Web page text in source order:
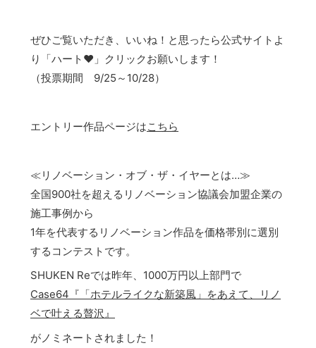
ぜひご覧いただき、いいね！と思ったら公式サイトよ
り「ハート♥」クリックお願いします！
（投票期間 9/25～10/28）
エントリー作品ページはこちら
≪リノベーション・オブ・ザ・イヤーとは…≫
全国900社を超えるリノベーション協議会加盟企業の
施工事例から
1年を代表するリノベーション作品を価格帯別に選別
するコンテストです。
SHUKEN Reでは昨年、1000万円以上部門で
Case64『「ホテルライクな新築風」をあえて、リノ
ベで叶える贅沢』
がノミネートされました！